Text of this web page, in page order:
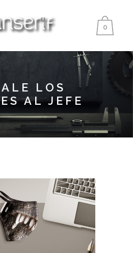
0
LOS
AL JEFE